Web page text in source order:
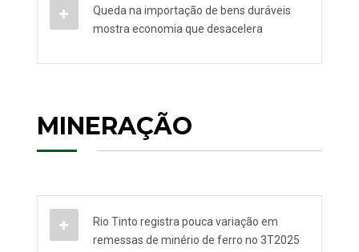
Queda na importação de bens duráveis
mostra economia que desacelera
MINERAÇÃO
Rio Tinto registra pouca variação em
remessas de minério de ferro no 3T2025